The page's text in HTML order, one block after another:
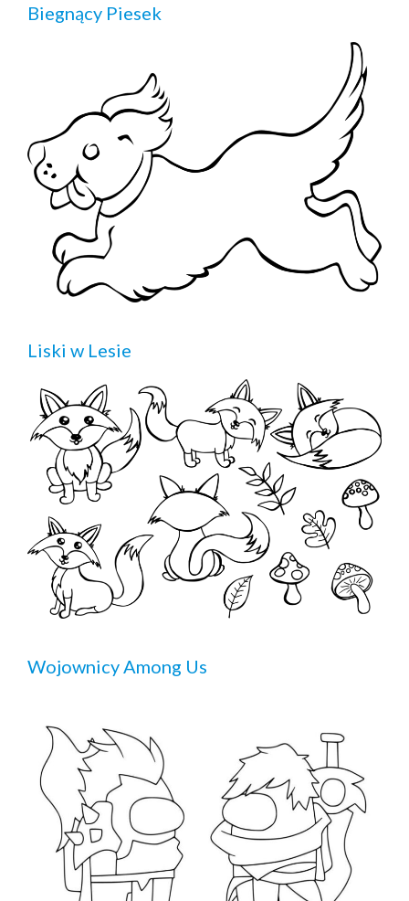
Biegnący Piesek
Liski w Lesie
Wojownicy Among Us